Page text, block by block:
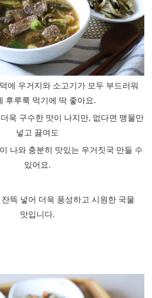
에 우거지와 소고기가 모두 부드러워
후루룩 먹기에 딱 좋아요.
욱 구수한 맛이 나지만, 없다면 맹물만
넣고 끓여도
나와 충분히 맛있는 우거짓국 만들 수
있어요.
뜩 넣어 더욱 풍성하고 시원한 국물
맛입니다.